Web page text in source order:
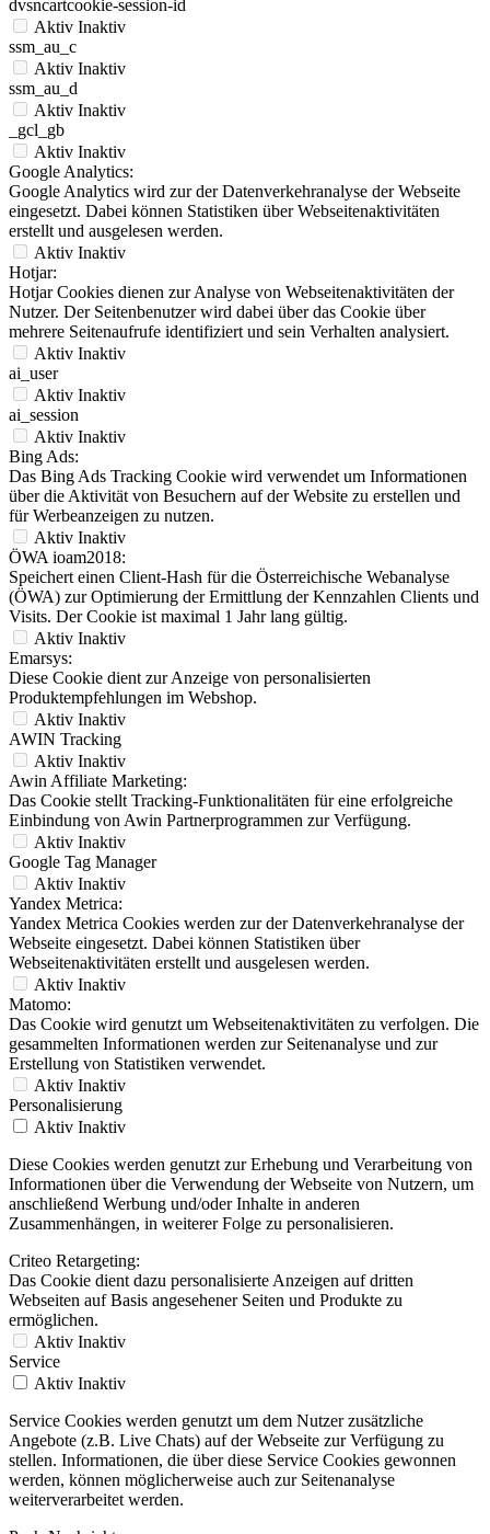
dvsncartcookie-session-id
Aktiv Inaktiv
ssm_au_c
Aktiv Inaktiv
ssm_au_d
Aktiv Inaktiv
_gcl_gb
Aktiv Inaktiv
Google Analytics:
Google Analytics wird zur der Datenverkehranalyse der Webseite
eingesetzt. Dabei können Statistiken über Webseitenaktivitäten
erstellt und ausgelesen werden.
Aktiv Inaktiv
Hotjar:
Hotjar Cookies dienen zur Analyse von Webseitenaktivitäten der
Nutzer. Der Seitenbenutzer wird dabei über das Cookie über
mehrere Seitenaufrufe identifiziert und sein Verhalten analysiert.
Aktiv Inaktiv
ai_user
Aktiv Inaktiv
ai_session
Aktiv Inaktiv
Bing Ads:
Das Bing Ads Tracking Cookie wird verwendet um Informationen
über die Aktivität von Besuchern auf der Website zu erstellen und
für Werbeanzeigen zu nutzen.
Aktiv Inaktiv
ÖWA ioam2018:
Speichert einen Client-Hash für die Österreichische Webanalyse
(ÖWA) zur Optimierung der Ermittlung der Kennzahlen Clients und
Visits. Der Cookie ist maximal 1 Jahr lang gültig.
Aktiv Inaktiv
Emarsys:
Diese Cookie dient zur Anzeige von personalisierten
Produktempfehlungen im Webshop.
Aktiv Inaktiv
AWIN Tracking
Aktiv Inaktiv
Awin Affiliate Marketing:
Das Cookie stellt Tracking-Funktionalitäten für eine erfolgreiche
Einbindung von Awin Partnerprogrammen zur Verfügung.
Aktiv Inaktiv
Google Tag Manager
Aktiv Inaktiv
Yandex Metrica:
Yandex Metrica Cookies werden zur der Datenverkehranalyse der
Webseite eingesetzt. Dabei können Statistiken über
Webseitenaktivitäten erstellt und ausgelesen werden.
Aktiv Inaktiv
Matomo:
Das Cookie wird genutzt um Webseitenaktivitäten zu verfolgen. Die
gesammelten Informationen werden zur Seitenanalyse und zur
Erstellung von Statistiken verwendet.
Aktiv Inaktiv
Personalisierung
Aktiv Inaktiv
Diese Cookies werden genutzt zur Erhebung und Verarbeitung von
Informationen über die Verwendung der Webseite von Nutzern, um
anschließend Werbung und/oder Inhalte in anderen
Zusammenhängen, in weiterer Folge zu personalisieren.
Criteo Retargeting:
Das Cookie dient dazu personalisierte Anzeigen auf dritten
Webseiten auf Basis angesehener Seiten und Produkte zu
ermöglichen.
Aktiv Inaktiv
Service
Aktiv Inaktiv
Service Cookies werden genutzt um dem Nutzer zusätzliche
Angebote (z.B. Live Chats) auf der Webseite zur Verfügung zu
stellen. Informationen, die über diese Service Cookies gewonnen
werden, können möglicherweise auch zur Seitenanalyse
weiterverarbeitet werden.